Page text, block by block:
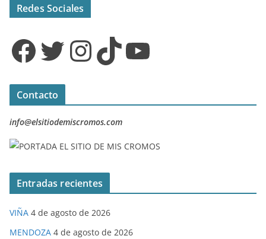
Redes Sociales
Facebook Twitter InstagramTikTok YouTube
Contacto
info@elsitiodemiscromos.com
Entradas recientes
VIÑA 4 de agosto de 2026
MENDOZA 4 de agosto de 2026